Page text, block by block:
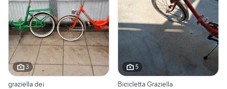
3
graziella dei
5
Bicicletta Graziella